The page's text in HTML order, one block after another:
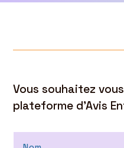
Vous souhaitez
plateforme d’Avis